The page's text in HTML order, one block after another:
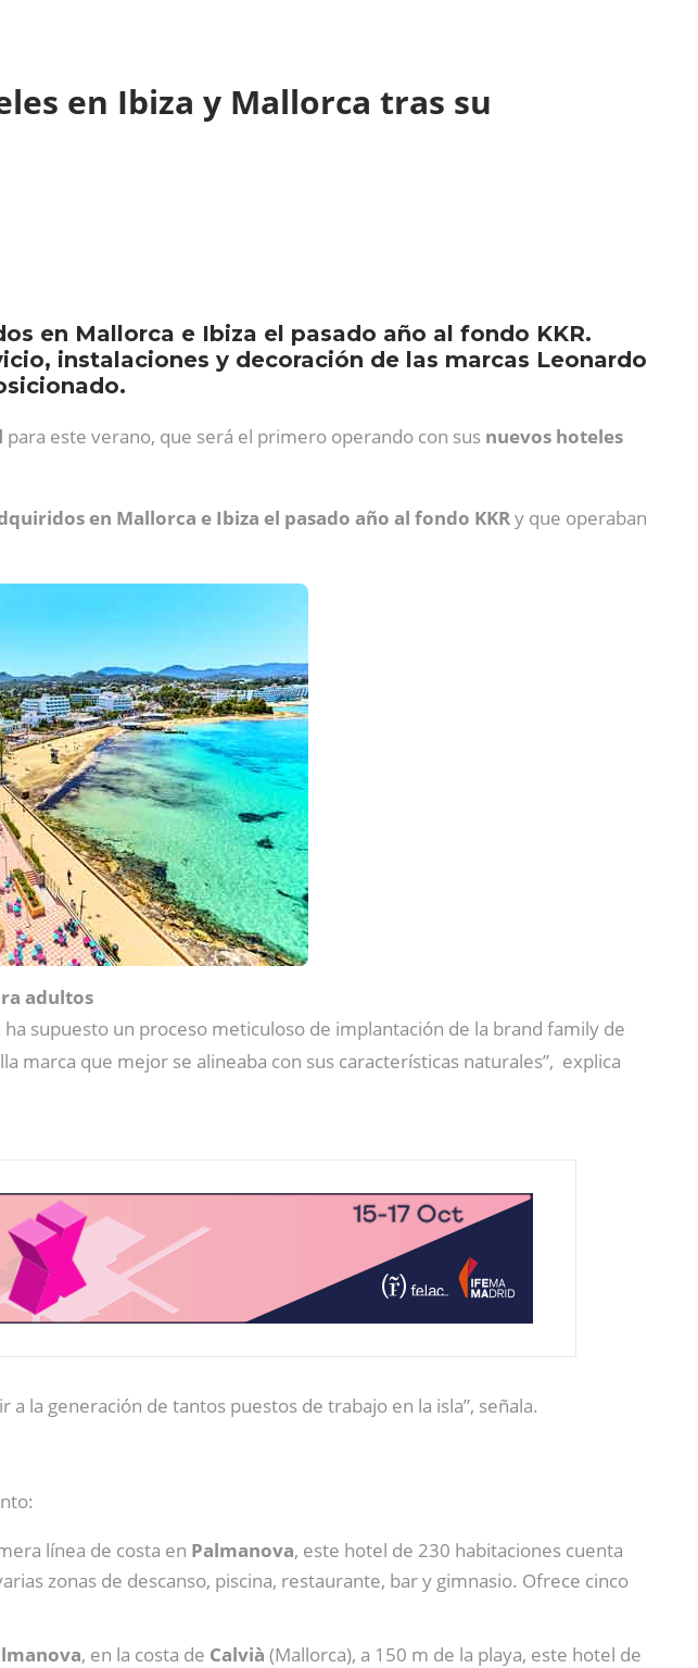
en Ibiza y Mallorca tras su
en Mallorca e Ibiza el pasado año al fondo KKR.
instalaciones y decoración de las marcas Leonardo
para este verano, que será el primero operando con sus nuevos hoteles
en Mallorca e Ibiza el pasado año al fondo KKRy que operaban
adultos
supuesto un proceso meticuloso de implantación de la brand family de
marca que mejor se alineaba con sus características naturales”, explica
la generación de tantos puestos de trabajo en la isla”, señala.
línea de costa en Palmanova, este hotel de 230 habitaciones cuenta
zonas de descanso, piscina, restaurante, bar y gimnasio. Ofrece cinco
, en la costa de Calvià (Mallorca), a 150 m de la playa, este hotel de